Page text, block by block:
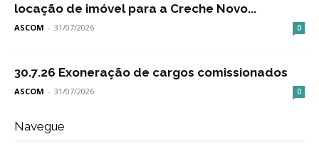
locação de imóvel para a Creche Novo...
ASCOM - 31/07/2026 0
30.7.26 Exoneração de cargos comissionados
ASCOM - 31/07/2026 0
Navegue